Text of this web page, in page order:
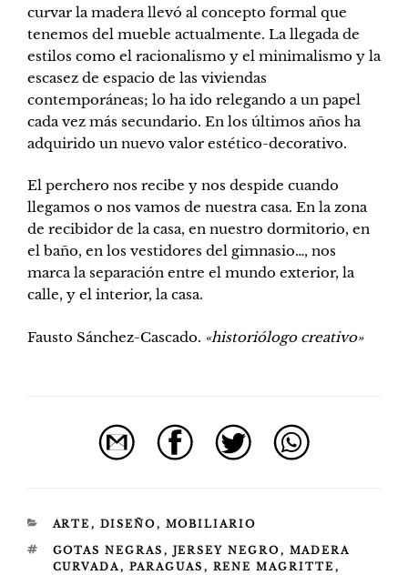
curvar la madera llevó al concepto formal que
tenemos del mueble actualmente. La llegada de
estilos como el racionalismo y el minimalismo y la
escasez de espacio de las viviendas
contemporáneas; lo ha ido relegando a un papel
cada vez más secundario. En los últimos años ha
adquirido un nuevo valor estético-decorativo.
El perchero nos recibe y nos despide cuando
llegamos o nos vamos de nuestra casa. En la zona
de recibidor de la casa, en nuestro dormitorio, en
el baño, en los vestidores del gimnasio…, nos
marca la separación entre el mundo exterior, la
calle, y el interior, la casa.
Fausto Sánchez-Cascado. «historiólogo creativo»
CATEGORÍAS
ARTE , DISEÑO, MOBILIARIO
ETIQUETAS
GOTAS NEGRAS , JERSEY NEGRO, MADERA
CURVADA, PARAGUAS , RENE MAGRITTE ,